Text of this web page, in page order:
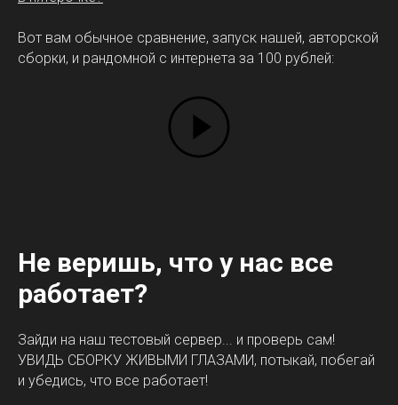
Вот вам обычное сравнение, запуск нашей, авторской
сборки, и рандомной с интернета за 100 рублей:
Не веришь, что у нас все
работает?
Зайди на наш тестовый сервер... и проверь сам!
УВИДЬ СБОРКУ ЖИВЫМИ ГЛАЗАМИ, потыкай, побегай
и убедись, что все работает!